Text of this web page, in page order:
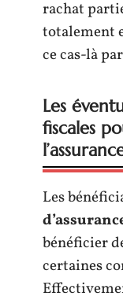
rachat
totalement
ce cas-là
Les
fiscales
Les
bénéficier
certaines